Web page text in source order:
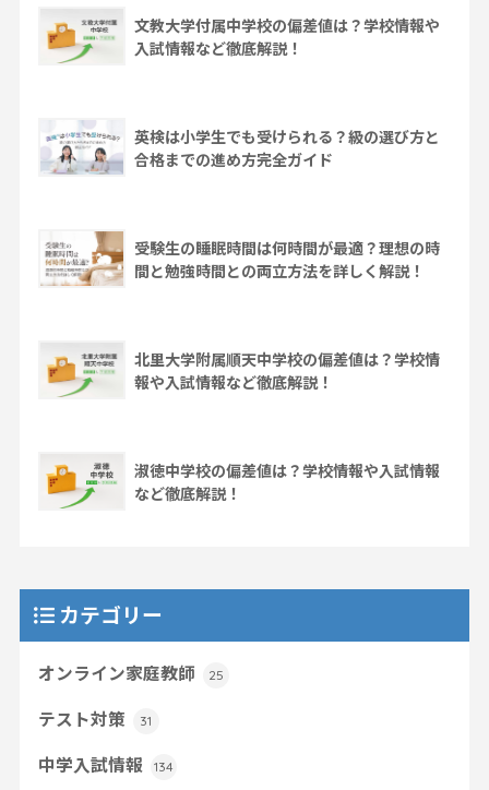
文教大学付属中学校の偏差値は？学校情報や
入試情報など徹底解説！
英検は小学生でも受けられる？級の選び方と
合格までの進め方完全ガイド
受験生の睡眠時間は何時間が最適？理想の時
間と勉強時間との両立方法を詳しく解説！
北里大学附属順天中学校の偏差値は？学校情
報や入試情報など徹底解説！
淑徳中学校の偏差値は？学校情報や入試情報
など徹底解説！
カテゴリー
オンライン家庭教師 25
テスト対策 31
中学入試情報 134